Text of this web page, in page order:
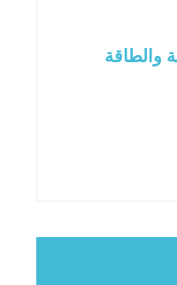
والطاقة